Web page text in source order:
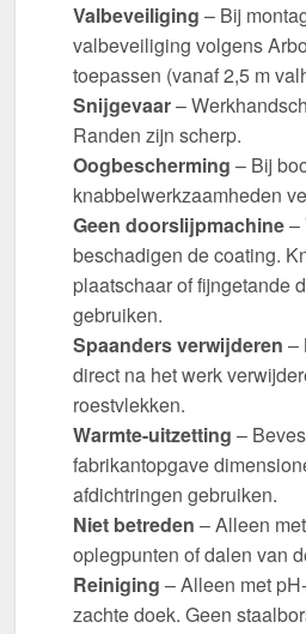
Valbeveiliging – Bij
valbeveiliging volgens
toepassen (vanaf 2,5 m
Snijgevaar–
Randen zijn scherp.
Oogbescherming – Bij
knabbelwerkzaamheden
Geen doorslijpmachine–
beschadigen de coating.
plaatschaar of fijngetande
gebruiken.
Spaanders verwijderen –
direct na het werk
roestvlekken.
Warmte-uitzetting –
fabrikantopgave
afdichtringen gebruiken.
Niet betreden – Alleen
oplegpunten of dalen van
Reiniging – Alleen met
zachte doek. Geen